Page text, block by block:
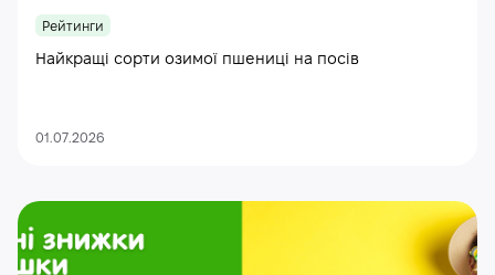
Рейтинги
Найкращі сорти озимої пшениці на посів
01.07.2026